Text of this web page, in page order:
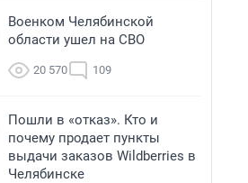
Военком Челябинской
области ушел на СВО
20 570 109
Пошли в «отказ». Кто и
почему продает пункты
выдачи заказов Wildberries в
Челябинске